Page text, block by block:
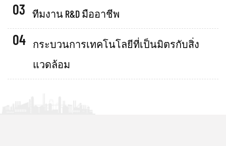
03 ทีมงาน R&D มืออาชีพ
04
กระบวนการเทคโนโลยีที่เป็นมิตรกับสิ่ง
แวดล้อม